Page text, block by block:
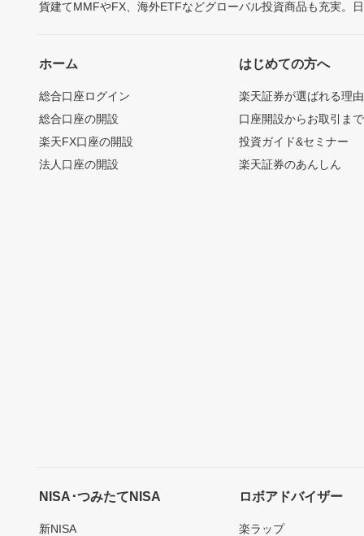
貨建てMMFやFX、海外ETFなどグローバル投資商品も充実。
ホーム
総合口座ログイン
総合口座の開設
楽天FX口座の開設
法人口座の開設
はじめての方へ
楽天証券が選ばれる理由
口座開設からお取引ま
投資ガイド&セミナー
楽天証券のあんしん
NISA･つみたてNISA
新NISA
ロボアドバイザー
楽ラップ